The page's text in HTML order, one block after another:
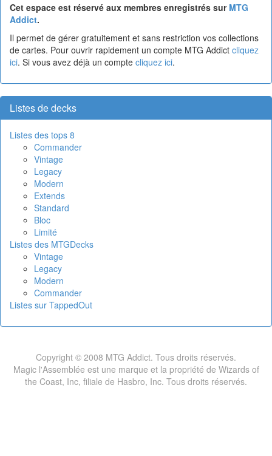
Cet espace est réservé aux membres enregistrés sur MTG
Addict.
Il permet de gérer gratuitement et sans restriction vos collections
de cartes. Pour ouvrir rapidement un compte MTG Addict cliquez
ici. Si vous avez déjà un compte cliquez ici.
Listes de decks
Listes des tops 8
Commander
Vintage
Legacy
Modern
Extends
Standard
Bloc
Limité
Listes des MTGDecks
Vintage
Legacy
Modern
Commander
Listes sur TappedOut
Copyright © 2008 MTG Addict. Tous droits réservés.
Magic l'Assemblée est une marque et la propriété de Wizards of
the Coast, Inc, filiale de Hasbro, Inc. Tous droits réservés.